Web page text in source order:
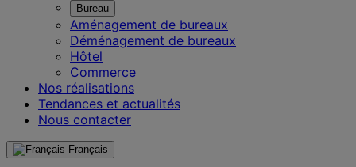
Bureau
Aménagement de bureaux
Déménagement de bureaux
Hôtel
Commerce
Nos réalisations
Tendances et actualités
Nous contacter
Français